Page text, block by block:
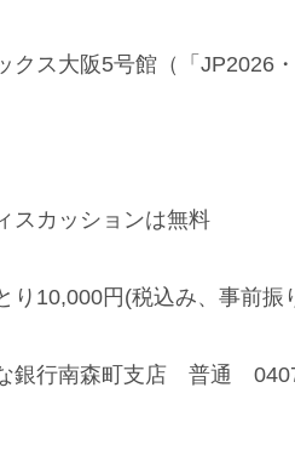
ス大阪5号館（「JP2026
スカッションは無料
り10,000円(税込み、事前振
銀行南森町支店 普通